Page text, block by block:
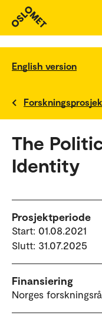
English version
The
Identity
Prosjektperiode
Start: 01.08.2021
Slutt: 31.07.2025
Finansiering
Norges